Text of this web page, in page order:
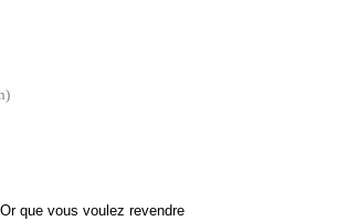
que vous voulez revendre